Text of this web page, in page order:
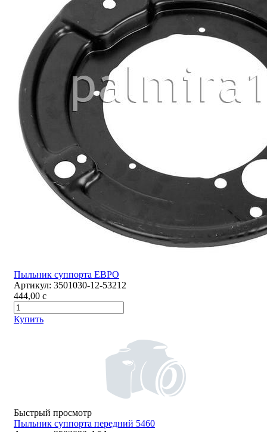
Пыльник суппорта ЕВРО
Артикул: 3501030-12-53212
444,00 c
Купить
Быстрый просмотр
Пыльник суппорта передний 5460